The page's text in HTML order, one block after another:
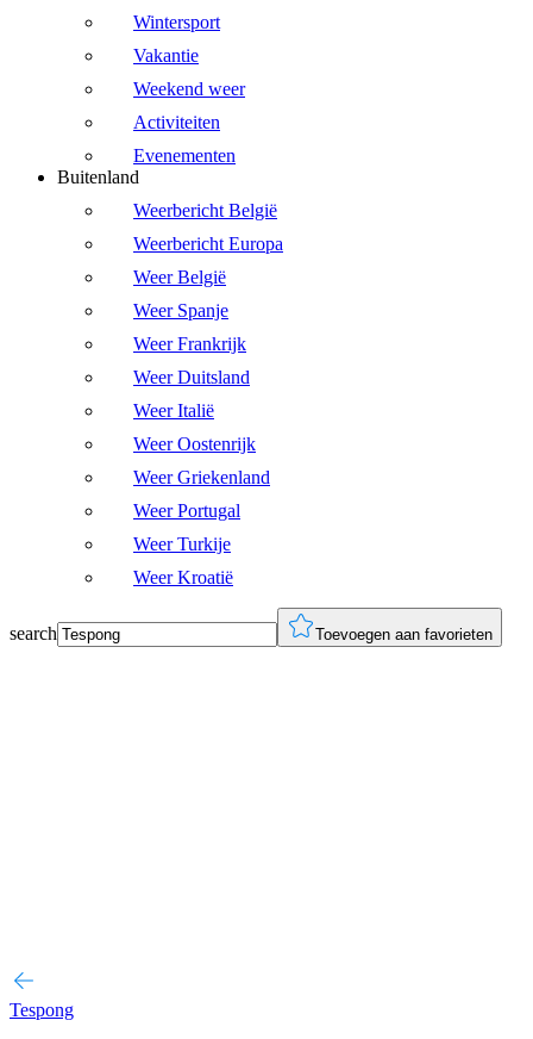
Wintersport
Vakantie
Weekend weer
Activiteiten
Evenementen
Buitenland
Weerbericht België
Weerbericht Europa
Weer België
Weer Spanje
Weer Frankrijk
Weer Duitsland
Weer Italië
Weer Oostenrijk
Weer Griekenland
Weer Portugal
Weer Turkije
Weer Kroatië
search Toevoegen aan favorieten
Tespong